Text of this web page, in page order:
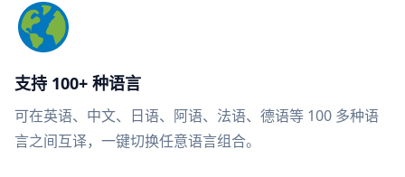
支持 100+ 种语言
可在英语、中文、日语、阿语、法语、德语等 100 多种语
言之间互译，一键切换任意语言组合。